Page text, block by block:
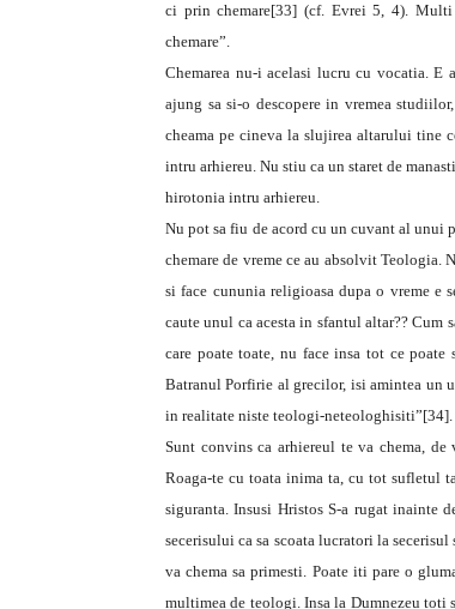
ci prin chemare[33] (cf. Evrei 5, 4).
chemare”.
Chemarea nu-i acelasi lucru cu vocatia.
ajung sa si-o descopere in vremea
cheama pe cineva la slujirea altarului tine
intru arhiereu. Nu stiu ca un staret de
hirotonia intru arhiereu.
Nu pot sa fiu de acord cu un cuvant al unui
chemare de vreme ce au absolvit Teologia.
si face cununia religioasa dupa o vreme e
caute unul ca acesta in sfantul altar?? Cum
care poate toate, nu face insa tot ce
Batranul Porfirie al grecilor, isi amintea un
in realitate niste teologi-neteologhisiti”[34].
Sunt convins ca arhiereul te va chema,
Roaga-te cu toata inima ta, cu tot sufletul
siguranta. Insusi Hristos S-a rugat inainte
secerisului ca sa scoata lucratori la
va chema sa primesti. Poate iti pare o
multimea de teologi. Insa la Dumnezeu